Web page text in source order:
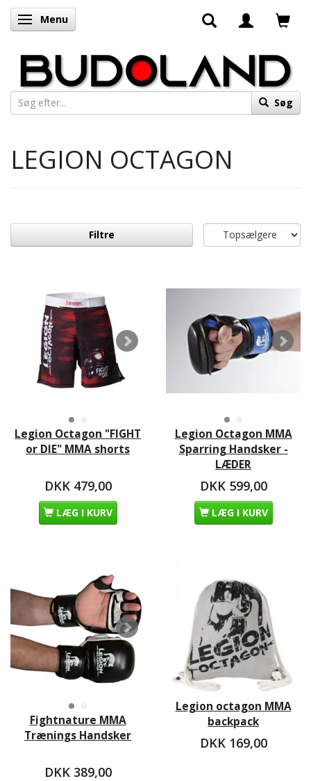
Skifte navigation
Menu
Søg
LEGION OCTAGON
Filtre
Legion Octagon "FIGHT
or DIE" MMA shorts
DKK 479,00
LÆG I KURV
Legion Octagon MMA
Sparring Handsker -
LÆDER
DKK 599,00
LÆG I KURV
Fightnature MMA
Trænings Handsker
DKK 389,00
Legion octagon MMA
backpack
DKK 169,00